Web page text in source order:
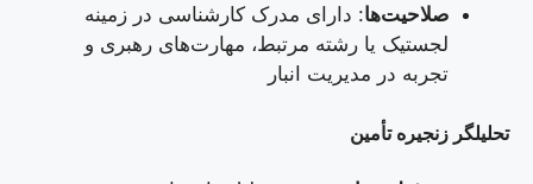
صلاحیت‌ها: دارای مدرک کارشناسی در زمینه
لجستیک یا رشته مرتبط، مهارت‌های رهبری و
تجربه در مدیریت انبار
تحلیلگر زنجیره تأمین